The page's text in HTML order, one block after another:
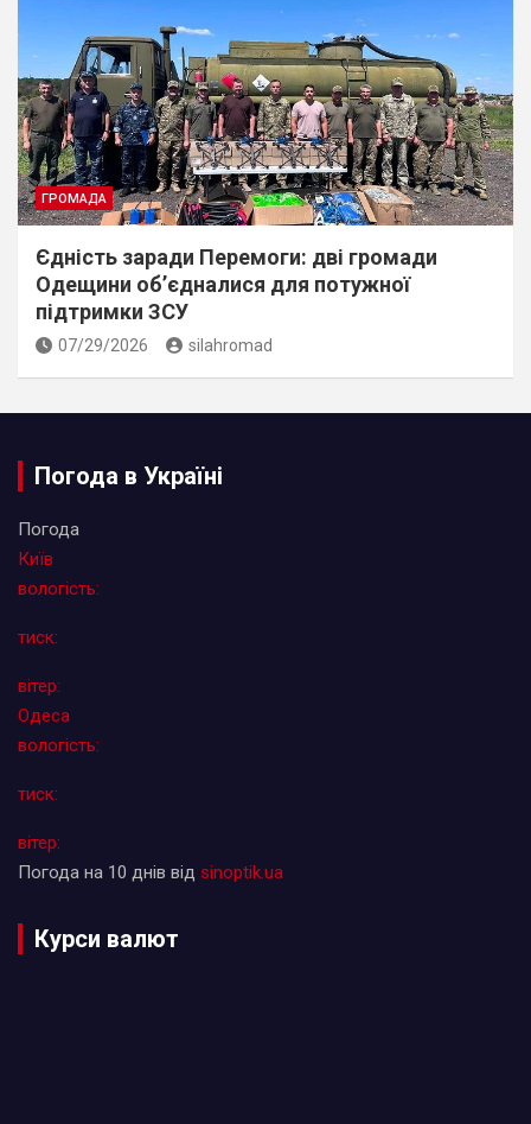
ГРОМАДА
Єдність заради Перемоги: дві громади
Одещини об’єдналися для потужної
підтримки ЗСУ
07/29/2026 silahromad
Погода в Україні
Погода
Київ
вологість:
тиск:
вітер:
Одеса
вологість:
тиск:
вітер:
Погода на 10 днів від sinoptik.ua
Курси валют